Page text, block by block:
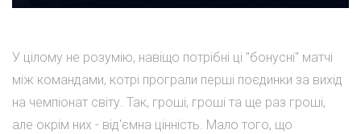
У цілому не розумію, навіщо потрібні ці "бонусні" матчі
між командами, котрі програли перші поєдинки за вихід
на чемпіонат світу. Так, гроші, гроші та ще раз гроші,
але окрім них - від'ємна цінність. Мало того, що